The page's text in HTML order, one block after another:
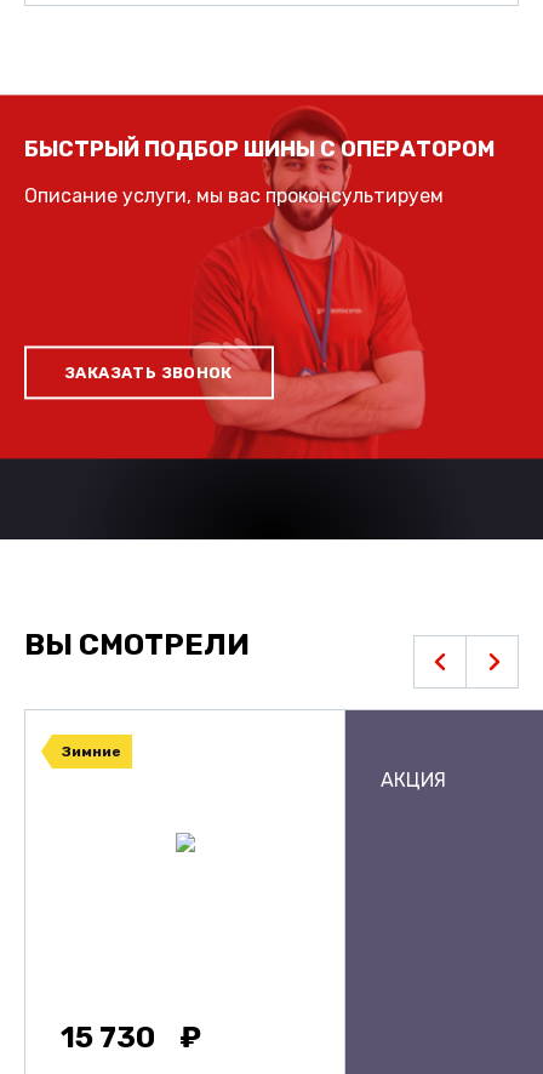
БЫСТРЫЙ ПОДБОР ШИНЫ С ОПЕРАТОРОМ
Описание услуги, мы вас проконсультируем
ЗАКАЗАТЬ ЗВОНОК
ВЫ СМОТРЕЛИ
Зимние
15 730
АКЦИЯ